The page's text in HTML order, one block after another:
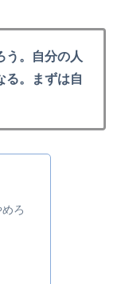
う。自分の人
る。まずは自
ろ